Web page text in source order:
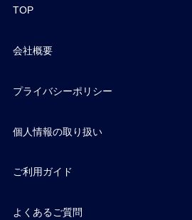
TOP
会社概要
プライバシーポリシー
個人情報の取り扱い
ご利用ガイド
よくあるご質問